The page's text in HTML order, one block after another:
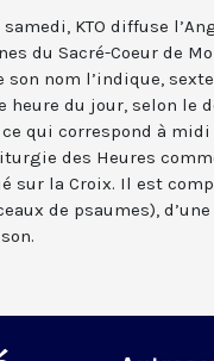
KTO diffuse
du Sacré-Coeur de
nom l’indique,
du jour, selon le
qui correspond à
des Heures
sur la Croix. Il est
de psaumes),